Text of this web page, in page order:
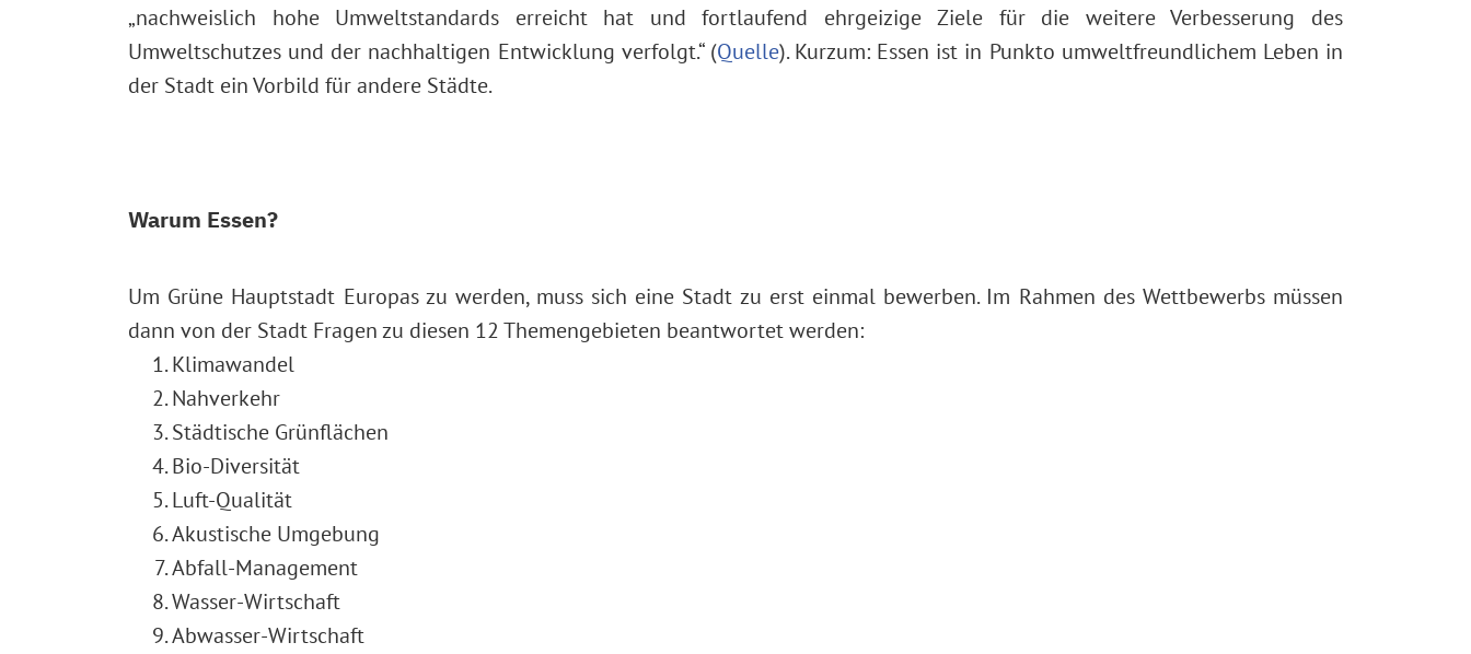
„nachweislich hohe Umweltstandards erreicht hat und fortlaufend ehrgeizige Ziele für die weitere Verbesserung des
Umweltschutzes und der nachhaltigen Entwicklung verfolgt.“ (Quelle). Kurzum: Essen ist in Punkto umweltfreundlichem Leben in
der Stadt ein Vorbild für andere Städte.
Warum Essen?
Um Grüne Hauptstadt Europas zu werden, muss sich eine Stadt zu erst einmal bewerben. Im Rahmen des Wettbewerbs müssen
dann von der Stadt Fragen zu diesen 12 Themengebieten beantwortet werden:
Klimawandel
Nahverkehr
Städtische Grünflächen
Bio-Diversität
Luft-Qualität
Akustische Umgebung
Abfall-Management
Wasser-Wirtschaft
Abwasser-Wirtschaft